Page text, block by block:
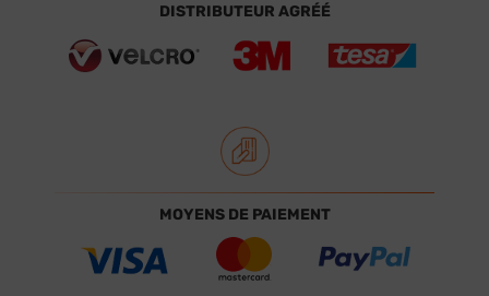
DISTRIBUTEUR AGRÉÉ
MOYENS DE PAIEMENT